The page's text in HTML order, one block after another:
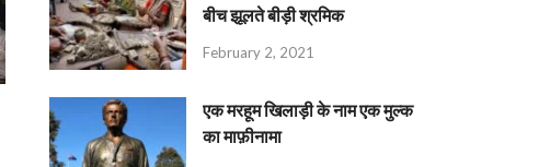
बीच झूलते बीड़ी श्रमिक
February 2, 2021
एक मरहूम खिलाड़ी के नाम एक मुल्क
का माफ़ीनामा